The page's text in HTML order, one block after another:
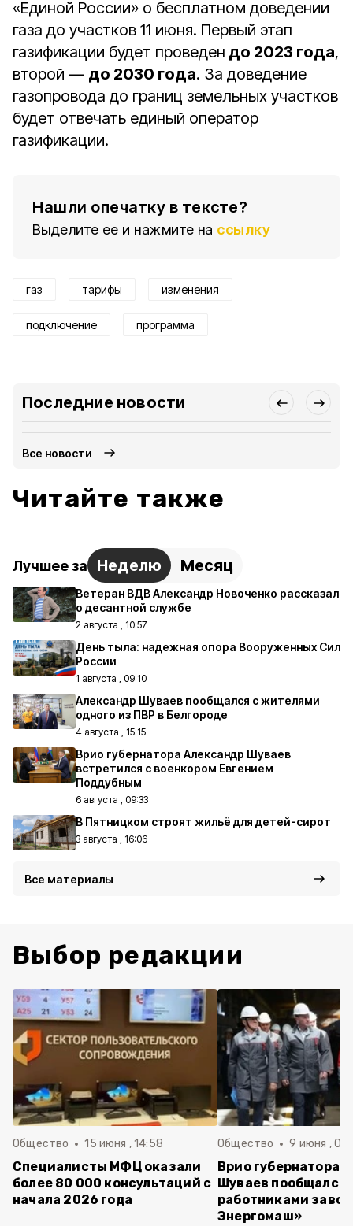
«Единой России» о бесплатном доведении
газа до участков 11 июня. Первый этап
газификации будет проведен до 2023 года,
второй — до 2030 года. За доведение
газопровода до границ земельных участков
будет отвечать единый оператор
газификации.
Нашли опечатку в тексте?
Выделите ее и нажмите на ссылку
газ тарифы изменения
подключение программа
Последние новости
Все новости
Читайте также
Лучшее за Неделю Месяц
Ветеран ВДВ Александр Новоченко рассказал
о десантной службе
2 августа , 10:57
День тыла: надежная опора Вооруженных Сил
России
1 августа , 09:10
Александр Шуваев пообщался с жителями
одного из ПВР в Белгороде
4 августа , 15:15
Врио губернатора Александр Шуваев
встретился с военкором Евгением
Поддубным
6 августа , 09:33
В Пятницком строят жильё для детей-сирот
3 августа , 16:06
Все материалы
Выбор редакции
Общество 15 июня , 14:58
Специалисты МФЦ оказали
более 80 000 консультаций с
начала 2026 года
Общество 9 июня ,
Врио губернатора
Шуваев пообщался
работниками
Энергомаш»